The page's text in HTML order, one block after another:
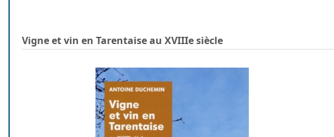
Vigne et vin en Tarentaise au XVIIIe siècle